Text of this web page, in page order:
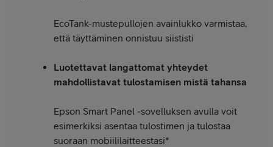
EcoTank-mustepullojen avainlukko varmistaa,
että täyttäminen onnistuu siististi
Luotettavat langattomat yhteydet
mahdollistavat tulostamisen mistä tahansa
Epson Smart Panel -sovelluksen avulla voit
esimerkiksi asentaa tulostimen ja tulostaa
suoraan mobiililaitteestasi*